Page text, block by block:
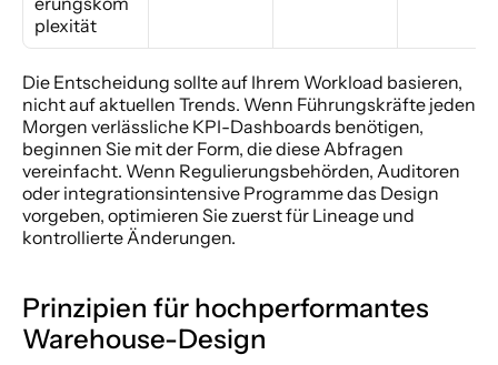
plexität
Die Entscheidung sollte auf Ihrem Workload basieren,
nicht auf aktuellen Trends. Wenn Führungskräfte jeden
Morgen verlässliche KPI-Dashboards benötigen,
beginnen Sie mit der Form, die diese Abfragen
vereinfacht. Wenn Regulierungsbehörden, Auditoren
oder integrationsintensive Programme das Design
vorgeben, optimieren Sie zuerst für Lineage und
kontrollierte Änderungen.
Prinzipien für hochperformantes
Warehouse-Design